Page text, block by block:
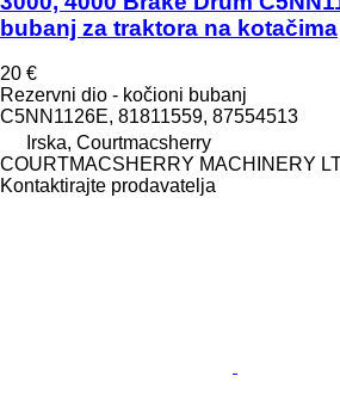
bubanj za traktora na kotačima
20 €
Rezervni dio - kočioni bubanj
C5NN1126E, 81811559, 87554513
Irska, Courtmacsherry
COURTMACSHERRY MACHINERY
Kontaktirajte prodavatelja